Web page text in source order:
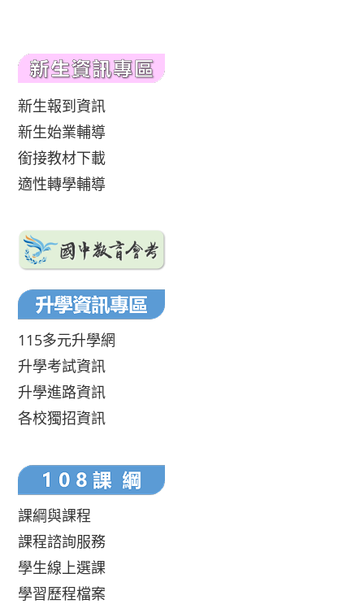
新生報到資訊
新生始業輔導
銜接教材下載
適性轉學輔導
115多元升學網
升學考試資訊
升學進路資訊
各校獨招資訊
課綱與課程
課程諮詢服務
學生線上選課
學習歷程檔案